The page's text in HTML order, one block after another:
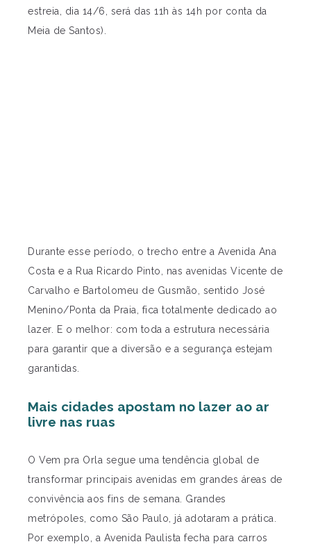
estreia, dia 14/6, será das 11h às 14h por conta da
Meia de Santos).
Durante esse período, o trecho entre a Avenida Ana
Costa e a Rua Ricardo Pinto, nas avenidas Vicente de
Carvalho e Bartolomeu de Gusmão, sentido José
Menino/Ponta da Praia, fica totalmente dedicado ao
lazer. E o melhor: com toda a estrutura necessária
para garantir que a diversão e a segurança estejam
garantidas.
Mais cidades apostam no lazer ao ar
livre nas ruas
O Vem pra Orla segue uma tendência global de
transformar principais avenidas em grandes áreas de
convivência aos fins de semana. Grandes
metrópoles, como São Paulo, já adotaram a prática.
Por exemplo, a Avenida Paulista fecha para carros